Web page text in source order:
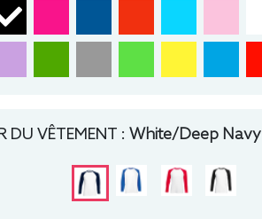
DU VÊTEMENT : White/Deep Navy